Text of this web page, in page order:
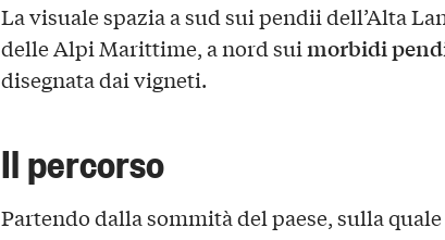
La visuale spazia a sud sui pendii dell’Alta
delle Alpi Marittime, a nord suimorbidi
disegnata dai vigneti.
Il percorso
Partendo dalla sommità del paese, sulla